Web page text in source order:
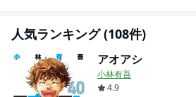
人気ランキング (108件)
アオアシ
小林有吾
4.9